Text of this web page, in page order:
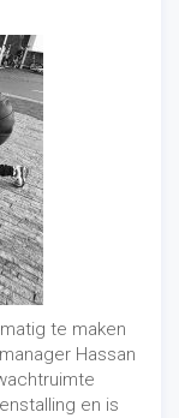
te maken
Hassan
en is